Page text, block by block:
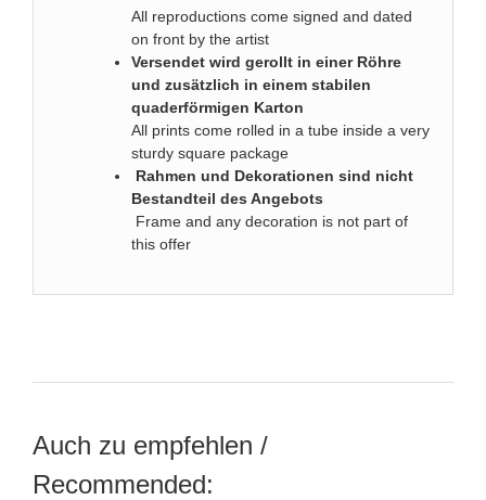
All reproductions come signed and dated
on front by the artist
Versendet wird gerollt in einer Röhre
und zusätzlich in einem stabilen
quaderförmigen Karton
All prints come rolled in a tube inside a very
sturdy square package
Rahmen und Dekorationen sind nicht
Bestandteil des Angebots
Frame and any decoration is not part of
this offer
Auch zu empfehlen /
Recommended: